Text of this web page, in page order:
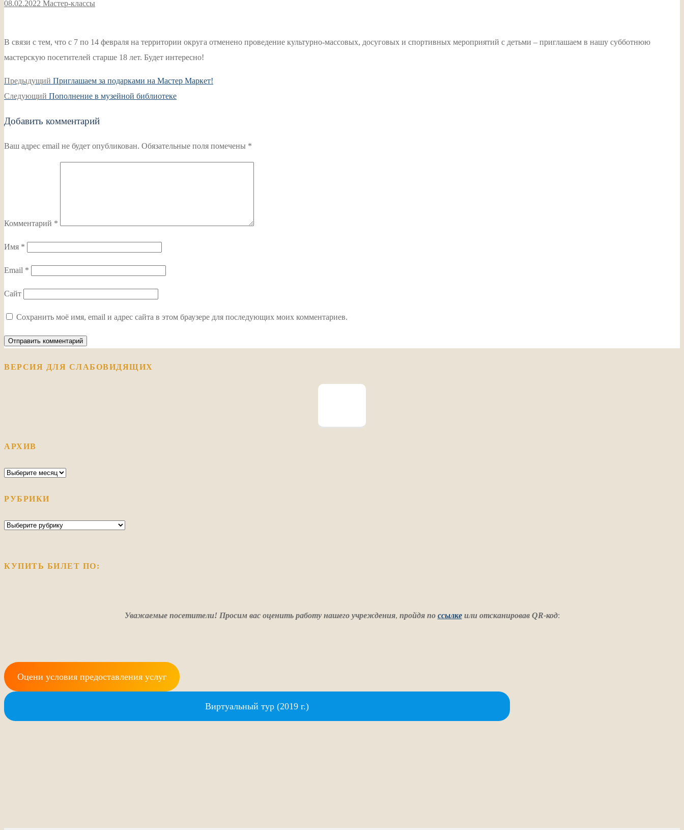
08.02.2022 Мастер-классы
В связи с тем, что с 7 по 14 февраля на территории округа отменено проведение культурно-массовых, досуговых и спортивных мероприятий с детьми – приглашаем в нашу субботнюю
мастерскую посетителей старше 18 лет. Будет интересно!
Навигация
по
Предыдущий Предыдущая
запись:
Приглашаем за подарками на Мастер Маркет!
Следующий Следующая
Пополнение в музейной библиотеке
Добавить комментарий
Ваш адрес email не будет опубликован. Обязательные поля помечены *
Комментарий *
Имя *
Email *
Сайт
Сохранить моё имя, email и адрес сайта в этом браузере для последующих моих комментариев.
ВЕРСИЯ ДЛЯ СЛАБОВИДЯЩИХ
АРХИВ
Архив
РУБРИКИ
Рубрики
КУПИТЬ БИЛЕТ ПО:
Уважаемые посетители! Просим вас оценить работу нашего учреждения, пройдя по ссылкеили отсканировав QR-код:
Оцени условия предоставления услуг
Виртуальный тур (2019 г.)